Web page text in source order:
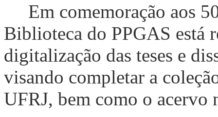
Em comemoração aos
Biblioteca do PPGAS está
digitalização das teses e
visando completar a
UFRJ, bem como o